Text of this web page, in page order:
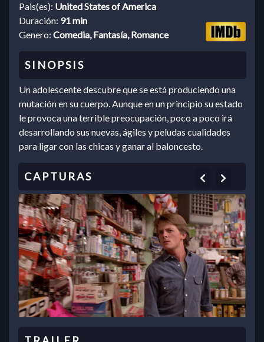
Pais(es): United States of America
Duración: 91 min
Genero: Comedia, Fantasía, Romance
Un adolescente descubre que se está produciendo una
mutación en su cuerpo. Aunque en un principio su estado
le provoca una terrible preocupación, poco a poco irá
desarrollando sus nuevas, ágiles y peludas cualidades
para ligar con las chicas y ganar al baloncesto.
Previous